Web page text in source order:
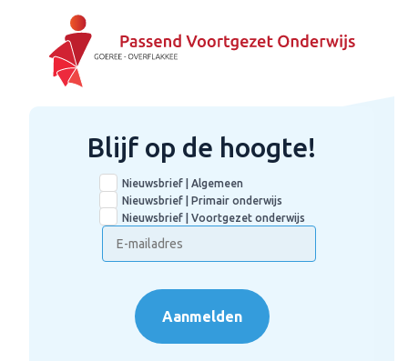
Blijf op de hoogte!
Aanmelden
Nieuwsbrief | Algemeen
Nieuwsbrief | Primair onderwijs
Nieuwsbrief | Voortgezet onderwijs